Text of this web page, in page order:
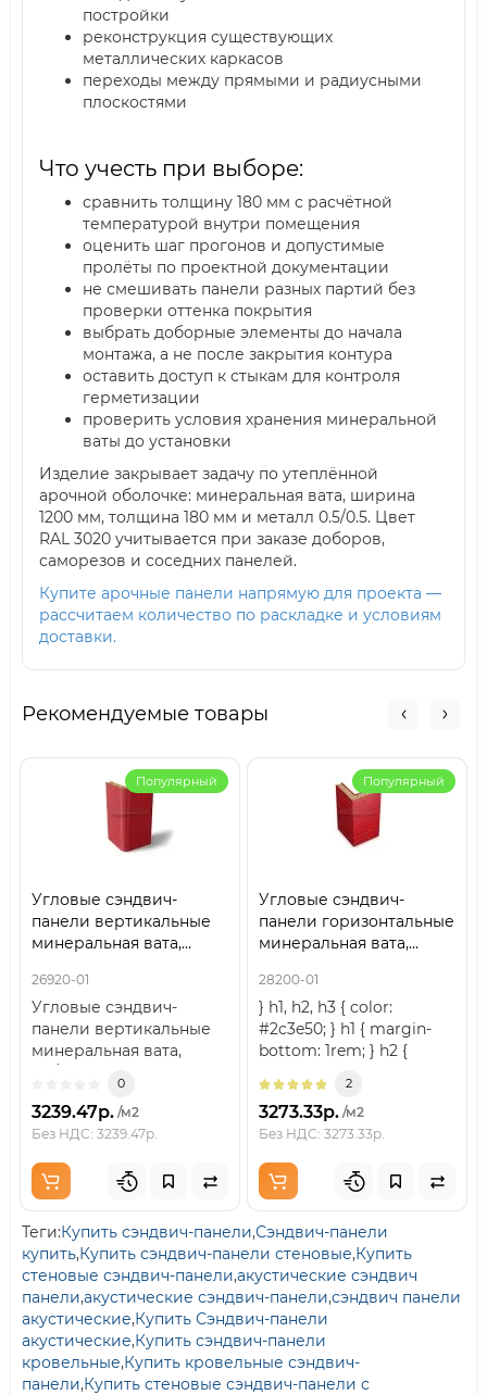
постройки
реконструкция существующих
металлических каркасов
переходы между прямыми и радиусными
плоскостями
Что учесть при выборе:
сравнить толщину 180 мм с расчётной
температурой внутри помещения
оценить шаг прогонов и допустимые
пролёты по проектной документации
не смешивать панели разных партий без
проверки оттенка покрытия
выбрать доборные элементы до начала
монтажа, а не после закрытия контура
оставить доступ к стыкам для контроля
герметизации
проверить условия хранения минеральной
ваты до установки
Изделие закрывает задачу по утеплённой
арочной оболочке: минеральная вата, ширина
1200 мм, толщина 180 мм и металл 0.5/0.5. Цвет
RAL 3020 учитывается при заказе доборов,
саморезов и соседних панелей.
Купите арочные панели напрямую для проекта —
рассчитаем количество по раскладке и условиям
доставки.
Рекомендуемые товары
Популярный
Угловые сэндвич-
панели вертикальные
минеральная вата,
толщина 30 мм, RAL3020
26920-01
Угловые сэндвич-
панели вертикальные
минеральная вата,
толщина 30 мм, RAL302..
0
3239.47р. /м2
Без НДС: 3239.47р.
Популярный
Угловые сэндвич-
панели горизонтальные
минеральная вата,
толщина 30 мм, RAL3020
28200-01
} h1, h2, h3 { color:
#2c3e50; } h1 { margin-
bottom: 1rem; } h2 {
border-left: 5px..
2
3273.33р. /м2
Без НДС: 3273.33р.
Теги:Купить сэндвич-панели,Сэндвич-панели
купить,Купить сэндвич-панели стеновые,Купить
стеновые сэндвич-панели,акустические сэндвич
панели,акустические сэндвич-панели,сэндвич панели
акустические,Купить Сэндвич-панели
акустические,Купить сэндвич-панели
кровельные,Купить кровельные сэндвич-
панели,Купить стеновые сэндвич-панели с